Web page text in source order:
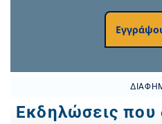
Εκδηλώσεις που